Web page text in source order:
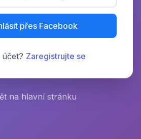
přes Facebook
účet? Zaregistrujte se
na hlavní stránku